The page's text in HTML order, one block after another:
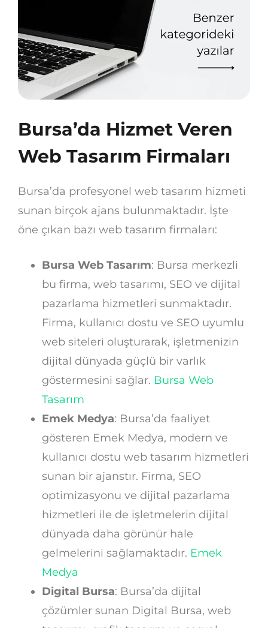
Bursa’da Hizmet Veren
Web Tasarım Firmaları
Bursa’da profesyonel web tasarım hizmeti
sunan birçok ajans bulunmaktadır. İşte
öne çıkan bazı web tasarım firmaları:
Bursa Web Tasarım: Bursa merkezli
bu firma, web tasarımı, SEO ve dijital
pazarlama hizmetleri sunmaktadır.
Firma, kullanıcı dostu ve SEO uyumlu
web siteleri oluşturarak, işletmenizin
dijital dünyada güçlü bir varlık
göstermesini sağlar. Bursa Web
Tasarım
Emek Medya: Bursa’da faaliyet
gösteren Emek Medya, modern ve
kullanıcı dostu web tasarım hizmetleri
sunan bir ajanstır. Firma, SEO
optimizasyonu ve dijital pazarlama
hizmetleri ile de işletmelerin dijital
dünyada daha görünür hale
gelmelerini sağlamaktadır. Emek
Medya
Digital Bursa: Bursa’da dijital
çözümler sunan Digital Bursa, web